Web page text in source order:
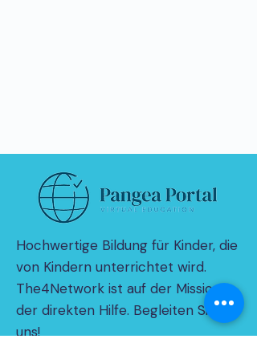
Hochwertige Bildung für Kinder, die
von Kindern unterrichtet wird.
The4Network ist auf der Mission
der direkten Hilfe. Begleiten Sie
uns!